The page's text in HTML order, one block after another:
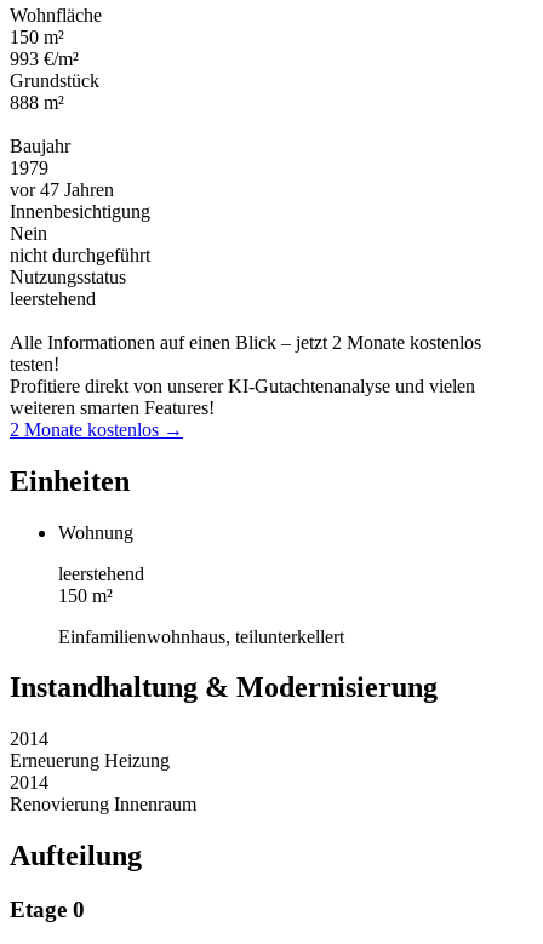
Wohnfläche
150 m²
993 €/m²
Grundstück
888 m²
Baujahr
1979
vor 47 Jahren
Innenbesichtigung
Nein
nicht durchgeführt
Nutzungsstatus
leerstehend
Alle Informationen auf einen Blick – jetzt 2 Monate kostenlos
testen!
Profitiere direkt von unserer KI-Gutachtenanalyse und vielen
weiteren smarten Features!
2 Monate kostenlos →
Einheiten
Wohnung
leerstehend
150 m²
Einfamilienwohnhaus, teilunterkellert
Instandhaltung & Modernisierung
2014
Erneuerung Heizung
2014
Renovierung Innenraum
Aufteilung
Etage 0